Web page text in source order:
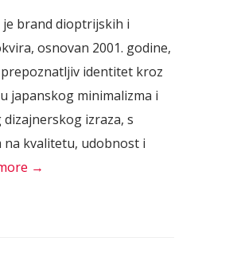
je brand dioptrijskih i
osnovan 2001. godine,
identitet kroz
japanskog minimalizma i
izraza, s
na kvalitetu, udobnost i
→